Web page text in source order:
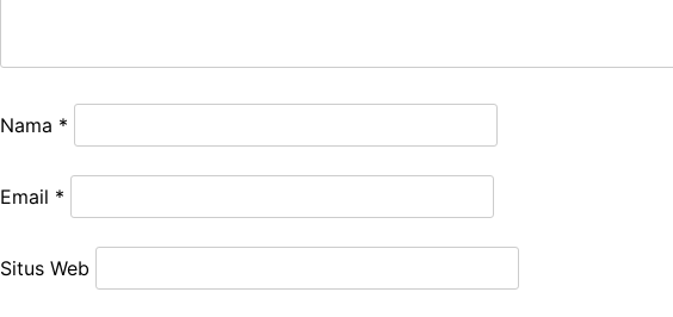
Nama *
Email *
Situs Web